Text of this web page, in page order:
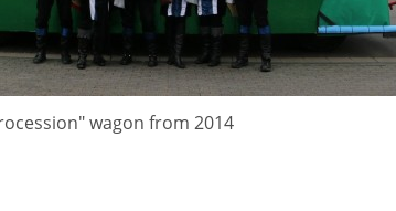
wagon from 2014